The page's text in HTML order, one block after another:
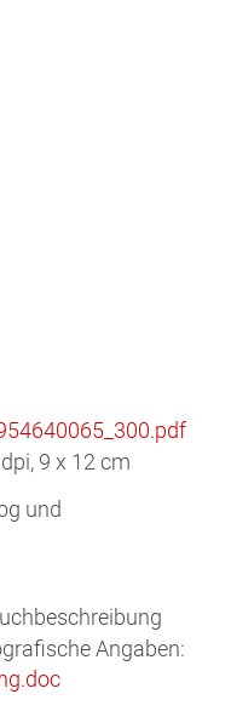
9 x 12 cm
und
Angaben: